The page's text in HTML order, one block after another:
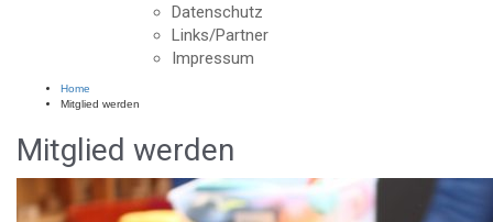
Datenschutz
Links/Partner
Impressum
Home
Mitglied werden
Mitglied werden